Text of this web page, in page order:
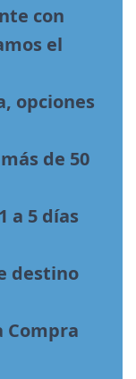
con
el
opciones
de 50
a 5 días
destino
Compra